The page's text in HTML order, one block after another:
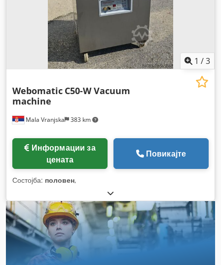
1 /3
Mala Vranjska 383 km
Webomatic C50-W Vacuum
machine
цената
Повикајте
Состојба: половен,